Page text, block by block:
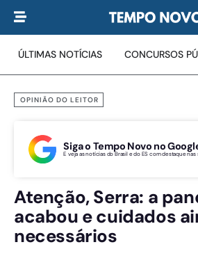
ÚLTIMAS NOTÍCIAS CONCURSOS
OPINIÃO DO LEITOR
Siga o Tempo Novo no
E veja as notícias do Brasil e do ES com destaque nas
Atenção, Serra: a
acabou e cuidados
necessários